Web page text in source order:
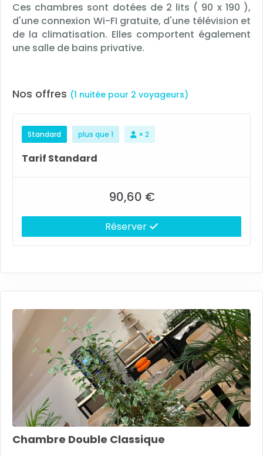
Ces chambres sont dotées de 2 lits ( 90 x 190 ),
d'une connexion Wi-FI gratuite, d'une télévision et
de la climatisation. Elles comportent également
une salle de bains privative.
Nos offres (1 nuitée pour 2 voyageurs)
Standard plus que 1 × 2
Tarif Standard
90,60 €
Réserver
Chambre Double Classique